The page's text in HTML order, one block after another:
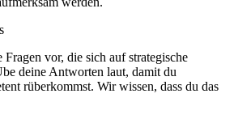
vor, die sich auf strategische
deine Antworten laut, damit du
rüberkommst. Wir wissen, dass du das